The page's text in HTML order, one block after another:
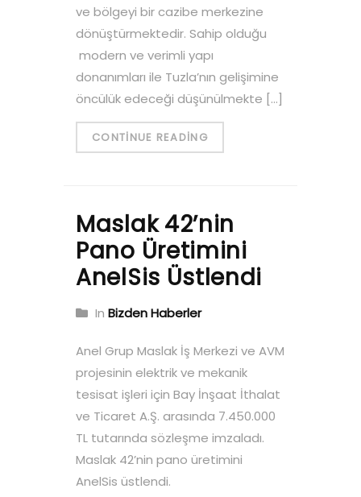
ve bölgeyi bir cazibe merkezine
dönüştürmektedir. Sahip olduğu
modern ve verimli yapı
donanımları ile Tuzla’nın gelişimine
öncülük edeceği düşünülmekte […]
CONTINUE READING
Maslak 42’nin
Pano Üretimini
AnelSis Üstlendi
In Bizden Haberler
Anel Grup Maslak İş Merkezi ve AVM
projesinin elektrik ve mekanik
tesisat işleri için Bay İnşaat İthalat
ve Ticaret A.Ş. arasında 7.450.000
TL tutarında sözleşme imzaladı.
Maslak 42’nin pano üretimini
AnelSis üstlendi.